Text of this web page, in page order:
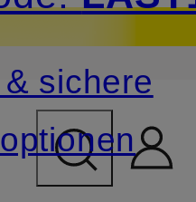
sichere